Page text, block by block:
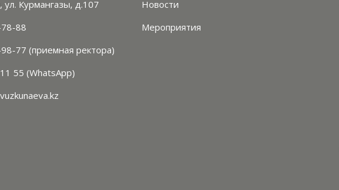
ул. Курмангазы, д.107
88
77 (приемная ректора)
55 (WhatsApp)
Новости
Мероприятия